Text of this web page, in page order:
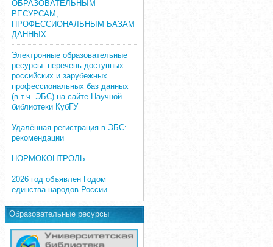
ОБРАЗОВАТЕЛЬНЫМ
РЕСУРСАМ,
ПРОФЕССИОНАЛЬНЫМ БАЗАМ
ДАННЫХ
Электронные образовательные
ресурсы: перечень доступных
российских и зарубежных
профессиональных баз данных
(в т.ч. ЭБС) на сайте Научной
библиотеки КубГУ
Удалённая регистрация в ЭБС:
рекомендации
НОРМОКОНТРОЛЬ
2026 год объявлен Годом
единства народов России
Образовательные ресурсы